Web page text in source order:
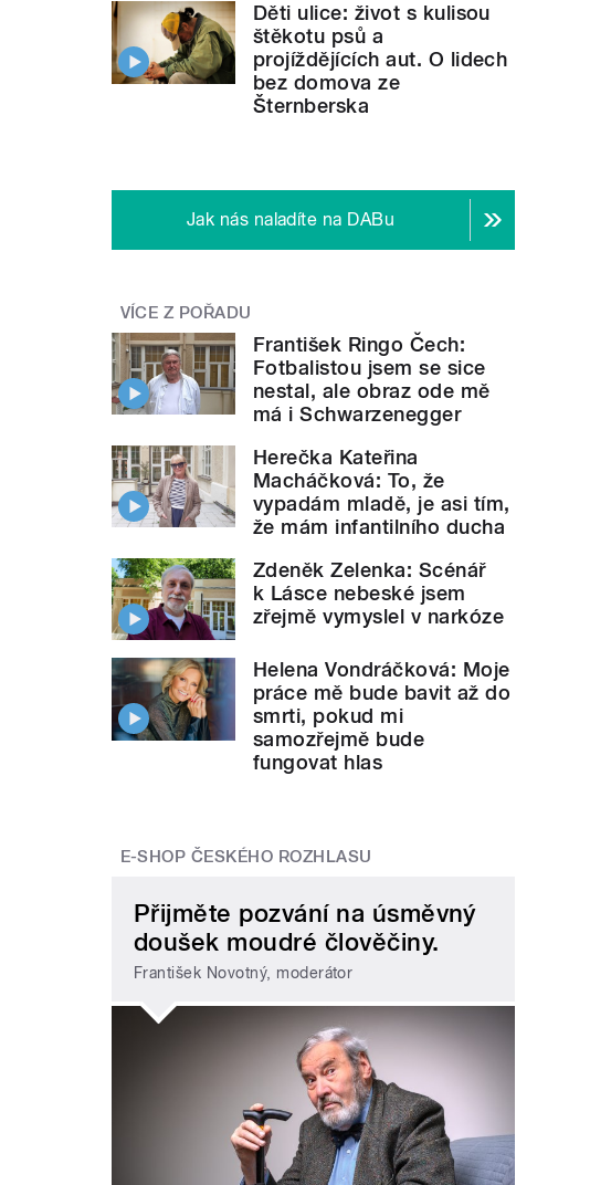
Děti ulice: život s kulisou
štěkotu psů a
projíždějících aut. O lidech
bez domova ze
Šternberska
Jak nás naladíte na DABu
VÍCE Z POŘADU
František Ringo Čech:
Fotbalistou jsem se sice
nestal, ale obraz ode mě
má i Schwarzenegger
Herečka Kateřina
Macháčková: To, že
vypadám mladě, je asi tím,
že mám infantilního ducha
Zdeněk Zelenka: Scénář
k Lásce nebeské jsem
zřejmě vymyslel v narkóze
Helena Vondráčková: Moje
práce mě bude bavit až do
smrti, pokud mi
samozřejmě bude
fungovat hlas
E-SHOP ČESKÉHO ROZHLASU
Přijměte pozvání na úsměvný
doušek moudré člověčiny.
František Novotný, moderátor